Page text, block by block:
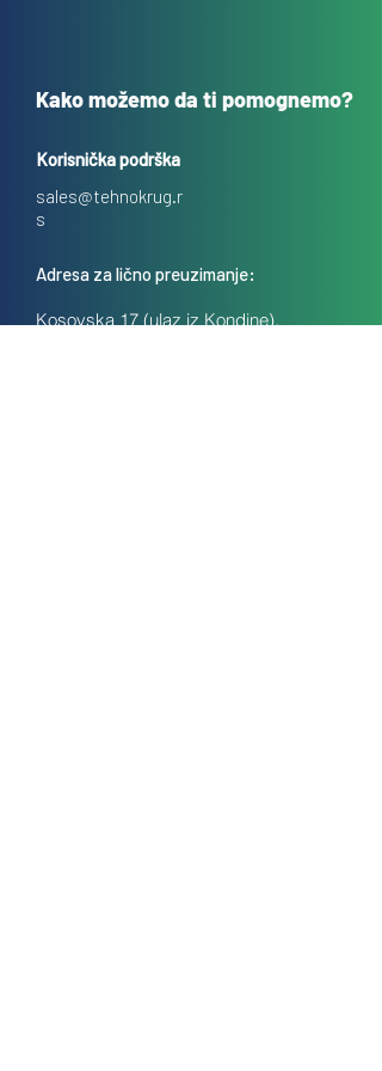
Kako možemo da ti pomognemo?
Korisnička podrška
sales@tehnokrug.r
s
Adresa za lično preuzimanje:
Kosovska 17 (ulaz iz Kondine),